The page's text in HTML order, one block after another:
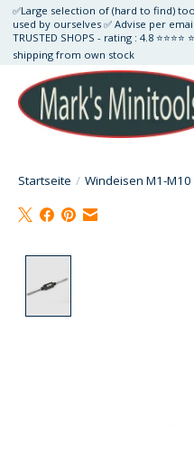
✅Large selection of (hard to find)
used by ourselves ✅ Advise per
TRUSTED SHOPS - rating : 4.8
shipping from own stock
Startseite / Windeisen M1-M10